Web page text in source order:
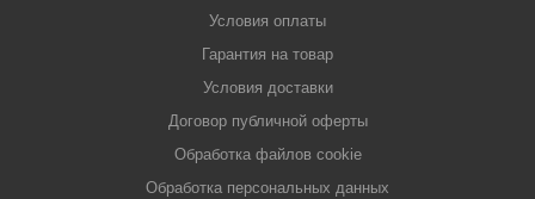
Условия оплаты
Гарантия на товар
Условия доставки
Договор публичной оферты
Обработка файлов cookie
Обработка персональных данных